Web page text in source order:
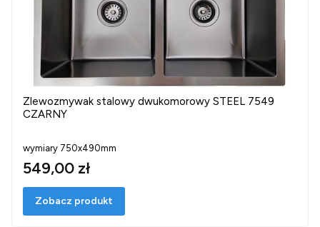
Zlewozmywak stalowy dwukomorowy STEEL 7549
CZARNY
wymiary 750x490mm
549,00 zł
Zobacz produkt